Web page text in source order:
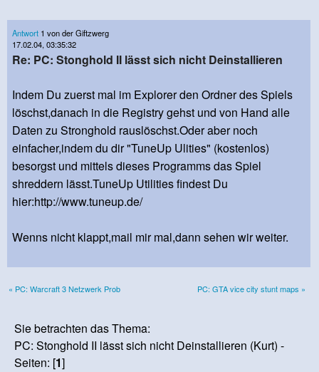
Antwort 1 von der Giftzwerg
17.02.04, 03:35:32
Re: PC: Stonghold II lässt sich nicht Deinstallieren
Indem Du zuerst mal im Explorer den Ordner des Spiels
löschst,danach in die Registry gehst und von Hand alle
Daten zu Stronghold rauslöschst.Oder aber noch
einfacher,indem du dir "TuneUp Ulities" (kostenlos)
besorgst und mittels dieses Programms das Spiel
shreddern lässt.TuneUp Utilities findest Du
hier:http://www.tuneup.de/
Wenns nicht klappt,mail mir mal,dann sehen wir weiter.
« PC: Warcraft 3 Netzwerk Prob PC: GTA vice city stunt maps »
Sie betrachten das Thema:
PC: Stonghold II lässt sich nicht Deinstallieren (Kurt) -
Seiten: [1]